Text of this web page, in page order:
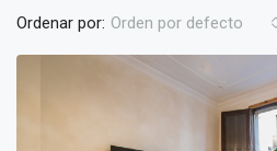
Ordenar por: Orden por defecto